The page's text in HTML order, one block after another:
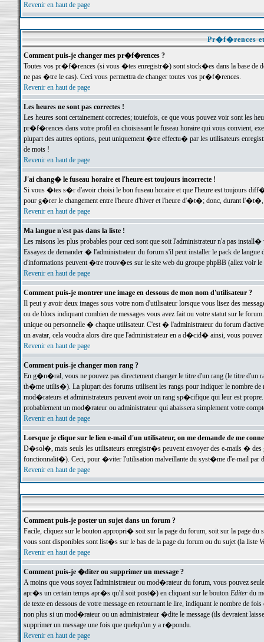
Revenir en haut de page
Pr�f�rences
Comment puis-je changer mes pr�f�rences ?
Toutes vos pr�f�rences (si vous �tes enregistr�) sont stock�es dans la base de
ne pas �tre le cas). Ceci vous permettra de changer toutes vos pr�f�rences.
Revenir en haut de page
Les heures ne sont pas correctes !
Les heures sont certainement correctes; toutefois, ce que vous pouvez voir sont
pr�f�rences dans votre profil en choisissant le fuseau horaire qui vous convient,
plupart des autres options, peut uniquement �tre effectu� par les utilisateurs
de mots !
Revenir en haut de page
J'ai chang� le fuseau horaire et l'heure est toujours incorrecte !
Si vous �tes s�r d'avoir choisi le bon fuseau horaire et que l'heure est toujours
pour g�rer le changement entre l'heure d'hiver et l'heure d'�t�; donc, durant
Revenir en haut de page
Ma langue n'est pas dans la liste !
Les raisons les plus probables pour ceci sont que soit l'administrateur n'a pas
Essayez de demander � l'administrateur du forum s'il peut installer le pack de
d'informations peuvent �tre trouv�es sur le site web du groupe phpBB (allez voir le
Revenir en haut de page
Comment puis-je montrer une image en dessous de mon nom d'utilisateur ?
Il peut y avoir deux images sous votre nom d'utilisateur lorsque vous lisez des
ou de blocs indiquant combien de messages vous avez fait ou votre statut sur le
unique ou personnelle � chaque utilisateur. C'est � l'administrateur du forum
un avatar, cela voudra alors dire que l'administrateur en a d�cid� ainsi, vous
Revenir en haut de page
Comment puis-je changer mon rang ?
En g�n�ral, vous ne pouvez pas directement changer le titre d'un rang (le titre d'un
th�me utilis�). La plupart des forums utilisent les rangs pour indiquer le nombre de
mod�rateurs et administrateurs peuvent avoir un rang sp�cifique qui leur est
probablement un mod�rateur ou administrateur qui abaissera simplement votre
Revenir en haut de page
Lorsque je clique sur le lien e-mail d'un utilisateur, on me demande de me
D�sol�, mais seuls les utilisateurs enregistr�s peuvent envoyer des e-mails �
fonctionnalit�). Ceci, pour �viter l'utilisation malveillante du syst�me d'e-mail par
Revenir en haut de page
Comment puis-je poster un sujet dans un forum ?
Facile, cliquez sur le bouton appropri� soit sur la page du forum, soit sur la page du
vous sont disponibles sont list�s sur le bas de la page du forum ou du sujet (la liste
Revenir en haut de page
Comment puis-je �diter ou supprimer un message ?
A moins que vous soyez l'administrateur ou mod�rateur du forum, vous pouvez
apr�s un certain temps apr�s qu'il soit post�) en cliquant sur le bouton Editerdu
de texte en dessous de votre message en retournant le lire, indiquant le nombre
non plus si un mod�rateur ou un administrateur �dite le message (ils devraient
supprimer un message une fois que quelqu'un y a r�pondu.
Revenir en haut de page